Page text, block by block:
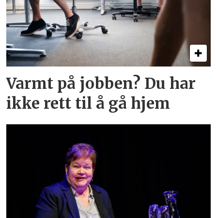
Varmt på jobben? Du har
ikke rett til å gå hjem